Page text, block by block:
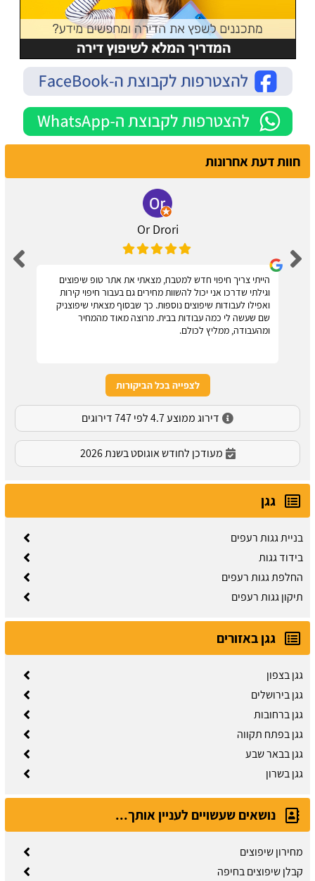
חוות דעת אחרונות
Or Drori
הייתי צריך חיפוי חדש למטבח, מצאתי את אתר טופ שיפוצים
וגילתי שדרכו אני יכול להשוות מחירים גם בעבור חיפוי קירות
ואפילו לעבודות שיפוצים נוספות. כך שבסוף מצאתי שיפוצניק
שם שעשה לי כמה עבודות בבית. מרוצה מאוד מהמחיר
ומהעבודה, ממליץ לכולם.
לצפייה בכל הביקורות
דירוג ממוצע 4.7 לפי 747 דירוגים
מעודכן לחודש אוגוסט בשנת 2026
גגן
בניית גגות רעפים
בידוד גגות
החלפת גגות רעפים
תיקון גגות רעפים
גגן באזורים
גגן בצפון
גגן בירושלים
גגן ברחובות
גגן בפתח תקווה
גגן בבאר שבע
גגן בשרון
נושאים שעשויים לעניין אותך...
מחירון שיפוצים
קבלן שיפוצים בחיפה